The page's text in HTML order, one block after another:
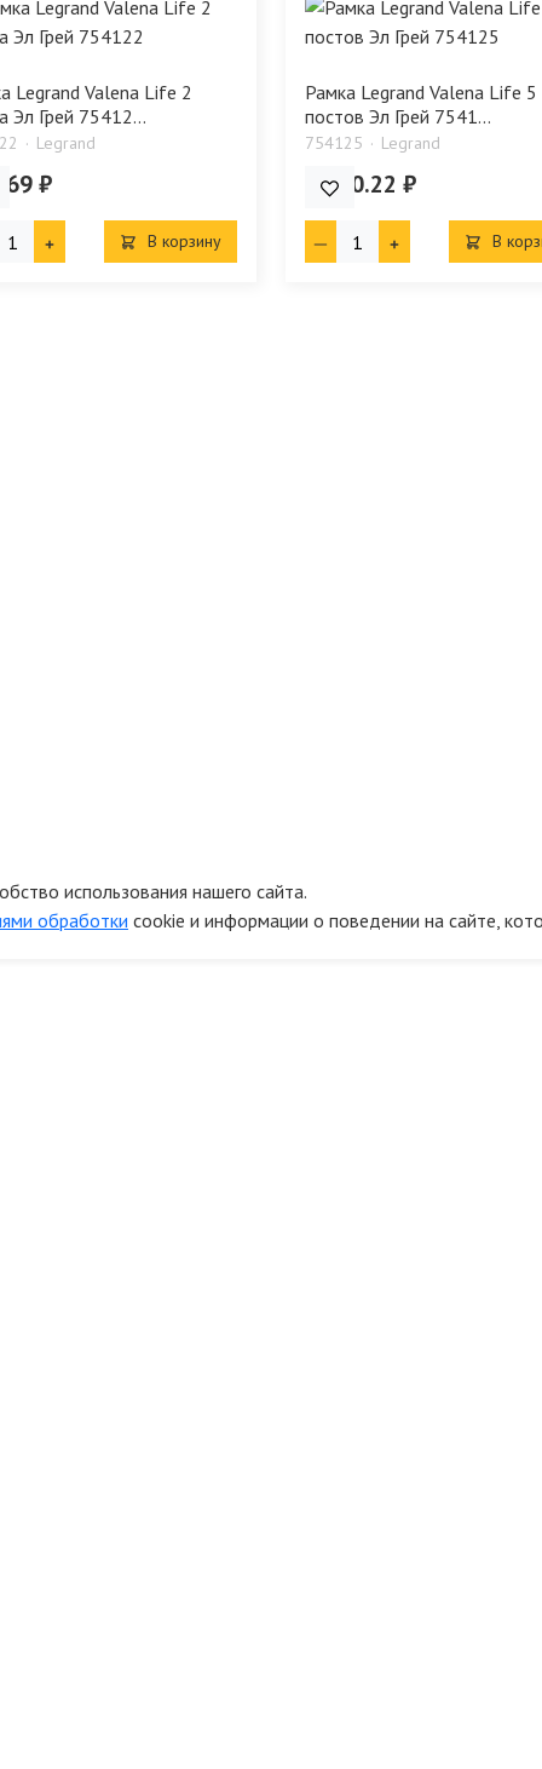
Legrand Valena Life 2
Эл Грей 75412...
Legrand
₽
В корзину
Рамка Legrand Valena Life 5
постов Эл Грей 7541...
754125 Legrand
4 070.22 ₽
В
использования нашего сайта.
обработки cookie и информации о поведении на сайте,